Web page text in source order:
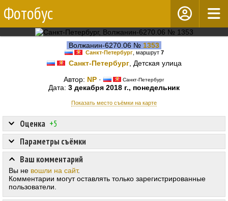
Фотобус
Волжанин-6270.06 № 1353
Санкт-Петербург, маршрут 7
Санкт-Петербург, Детская улица
Автор: NP · Санкт-Петербург
Дата: 3 декабря 2018 г., понедельник
Показать место съёмки на карте
Оценка +5
Параметры съёмки
Ваш комментарий
Вы не вошли на сайт.
Комментарии могут оставлять только зарегистрированные
пользователи.